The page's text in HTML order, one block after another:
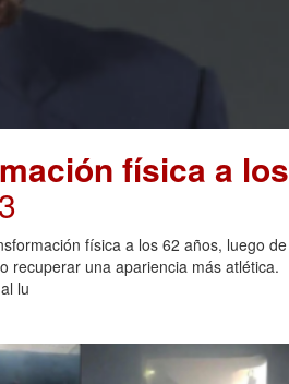
física a los
física a los 62 años, luego de
recuperar una apariencia más atlética.
lu